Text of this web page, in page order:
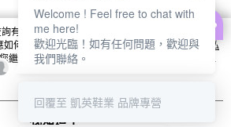
有關本網站使用 cookie 方式之詳情，及若您不希
何變更電腦的 cookie 設定，請參閱本網站「
隱私
繼續使用本網站即表示您同意本公司得按本網站使
。
我知道了
Welcome ! Feel free to chat with
me here!
歡迎光臨！如有任何問題，歡迎與
我們聯絡。
回覆至 凱英鞋業 品牌專營